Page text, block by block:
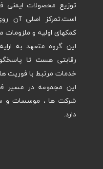
توزیع محصولات ایمنی
است.تمرکز اصلی آن
کمکهای اولیه و ملزومات
این گروه متعهد به
رقابتی هست تا
خدمات مرتبط با فوریت
این مجموعه در مسیر
شرکت ها ، موسسات و
دارد.